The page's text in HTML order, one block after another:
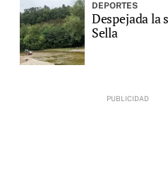
DEPORTES
Despejada la
Sella